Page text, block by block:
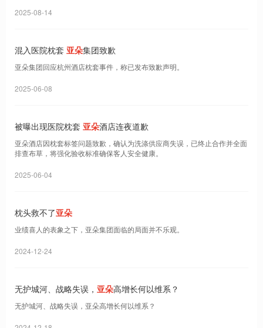
2025-08-14
混入医院枕套 亚朵集团致歉
亚朵集团回应杭州酒店枕套事件，称已发布致歉声明。
2025-06-08
被曝出现医院枕套 亚朵酒店连夜道歉
亚朵酒店因枕套标签问题致歉，确认为洗涤供应商失误，已终止合作并全面
排查布草，将强化验收标准确保客人安全健康。
2025-06-04
枕头救不了亚朵
业绩喜人的表象之下，亚朵集团面临的局面并不乐观。
2024-12-24
无护城河、战略失误， 亚朵高增长何以维系？
无护城河、战略失误，亚朵高增长何以维系？